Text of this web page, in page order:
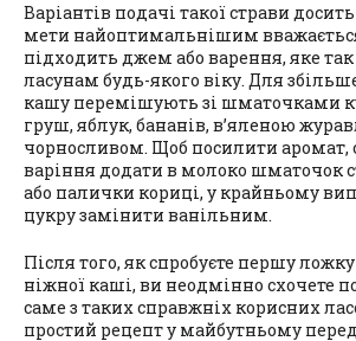
Варіантів подачі такої страви досить
мети найоптимальнішим
підходить джем або варення, яке так
ласунам будь-якого віку. Для
кашу перемішують зі шматочками
груш, яблук, бананів, в’яленою
чорносливом. Щоб посилити аромат,
варіння додати в молоко шматочок
або палички кориці, у крайньому
цукру замінити ванільним.
Після того, як спробуєте першу ложку
ніжної каші, ви неодмінно схочете
саме з таких справжніх корисних
простий рецепт у майбутньому